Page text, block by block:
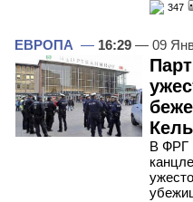
347
ЕВРОПА — 16:29 — 09
В ФРГ